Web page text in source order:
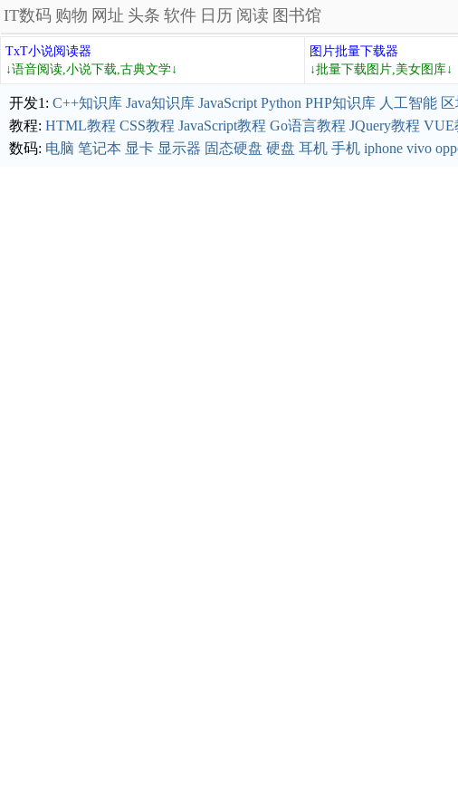
IT数码 购物 网址 头条 软件 日历 阅读 图书馆
TxT小说阅读器
↓语音阅读,小说下载,古典文学↓
图片批量下载器
↓批量下载图片,美女图库↓
开发1: C++知识库 Java知识库 JavaScript Python PHP知识库 人工智能
教程: HTML教程 CSS教程 JavaScript教程 Go语言教程 JQuery教程 VUE
数码: 电脑 笔记本 显卡 显示器 固态硬盘 硬盘 耳机 手机 iphone vivo